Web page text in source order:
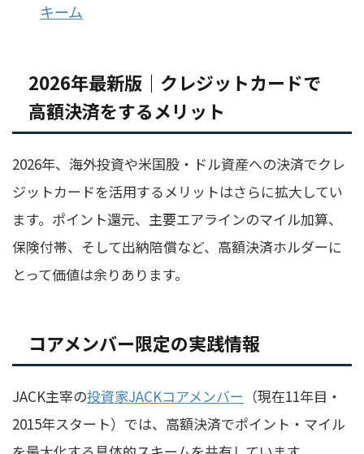
キーム
2026年最新版｜クレジットカードで
高額決済をするメリット
2026年、海外投資や米国股・ドル資産への決済でクレ
ジットカードを活用するメリットはさらに拡大してい
ます。ポイント還元、主要エアラインのマイル加算、
保険付帯、そして出納陪償など、高額決済ホルダーに
とって価値は余りあります。
コアメンバー限定の実践情報
JACK主宰の投資家JACKコアメンバー （現在11年目・
2015年スタート）では、高額決済でポイント・マイル